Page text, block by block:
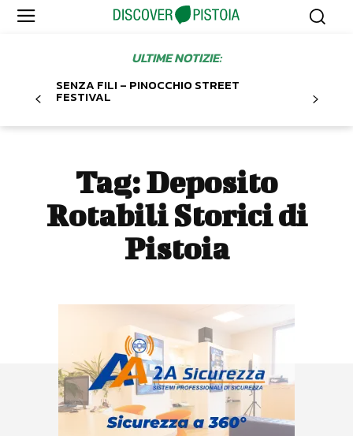
ULTIME NOTIZIE:
SENZA FILI – PINOCCHIO STREET
FESTIVAL
Tag:Deposito
Rotabili Storici di
Pistoia